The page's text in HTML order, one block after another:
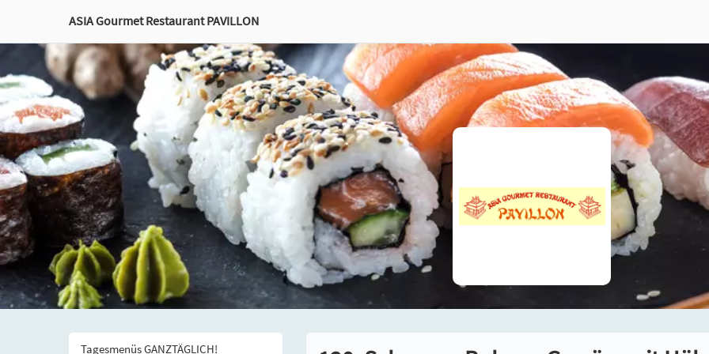
ASIA Gourmet Restaurant PAVILLON
Tagesmenüs GANZTÄGLICH!